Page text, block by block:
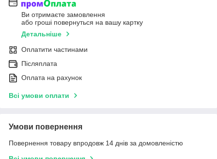
Ви отримаєте замовлення
або гроші повернуться на вашу картку
Детальніше
Оплатити частинами
Післяплата
Оплата на рахунок
Всі умови оплати
Умови повернення
Повернення товару впродовж 14 днів за домовленістю